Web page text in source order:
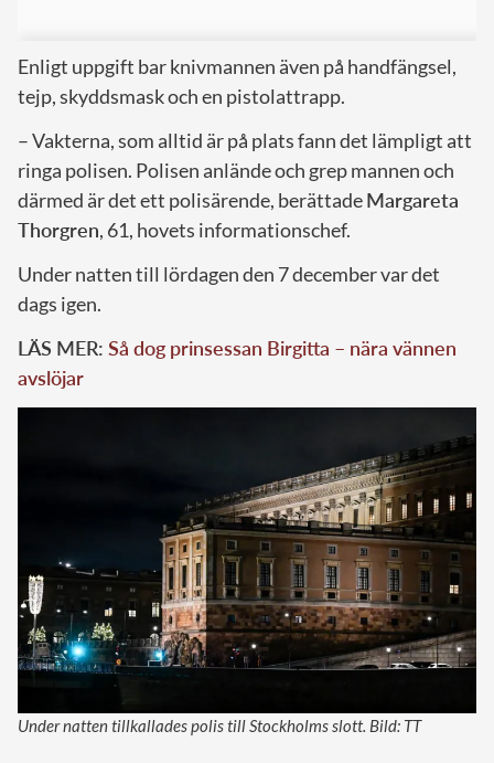
Enligt uppgift bar knivmannen även på handfängsel,
tejp, skyddsmask och en pistolattrapp.
– Vakterna, som alltid är på plats fann det lämpligt att
ringa polisen. Polisen anlände och grep mannen och
därmed är det ett polisärende, berättadeMargareta
Thorgren, 61, hovets informationschef.
Under natten till lördagen den 7 december var det
dags igen.
LÄS MER: Så dog prinsessan Birgitta – nära vännen
avslöjar
Under natten tillkallades polis till Stockholms slott. Bild: TT